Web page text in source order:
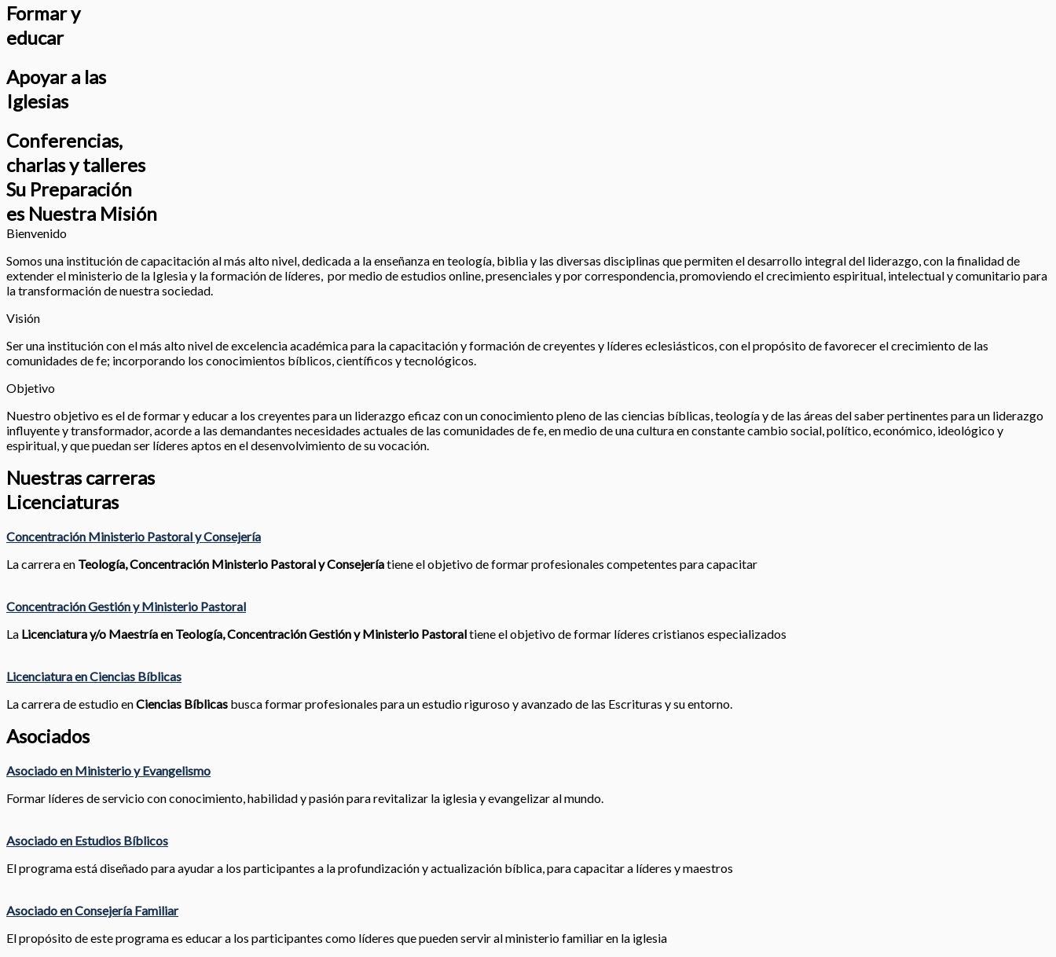
Formar y
educar
Apoyar a las
Iglesias
Conferencias,
charlas y talleres
Su Preparación
es Nuestra Misión
Bienvenido
Somos una institución de capacitación al más alto nivel, dedicada a la enseñanza en teología, biblia y las diversas disciplinas que permiten el desarrollo integral del liderazgo, con la finalidad de
extender el ministerio de la Iglesia y la formación de líderes, por medio de estudios online, presenciales y por correspondencia, promoviendo el crecimiento espiritual, intelectual y comunitario para
la transformación de nuestra sociedad.
Visión
Ser una institución con el más alto nivel de excelencia académica para la capacitación y formación de creyentes y líderes eclesiásticos, con el propósito de favorecer el crecimiento de las
comunidades de fe; incorporando los conocimientos bíblicos, científicos y tecnológicos.
Objetivo
Nuestro objetivo es el de formar y educar a los creyentes para un liderazgo eficaz con un conocimiento pleno de las ciencias bíblicas, teología y de las áreas del saber pertinentes para un liderazgo
influyente y transformador, acorde a las demandantes necesidades actuales de las comunidades de fe, en medio de una cultura en constante cambio social, político, económico, ideológico y
espiritual, y que puedan ser líderes aptos en el desenvolvimiento de su vocación.
Nuestras carreras
Licenciaturas
Concentración Ministerio Pastoral y Consejería
La carrera en Teología, Concentración Ministerio Pastoral y Consejeríatiene el objetivo de formar profesionales competentes para capacitar
Concentración Gestión y Ministerio Pastoral
La Licenciatura y/o Maestría en Teología, Concentración Gestión y Ministerio Pastoraltiene el objetivo de formar líderes cristianos especializados
Licenciatura en Ciencias Bíblicas
La carrera de estudio enCiencias Bíblicas busca formar profesionales para un estudio riguroso y avanzado de las Escrituras y su entorno.
Asociados
Asociado en Ministerio y Evangelismo
Formar líderes de servicio con conocimiento, habilidad y pasión para revitalizar la iglesia y evangelizar al mundo.
Asociado en Estudios Bíblicos
El programa está diseñado para ayudar a los participantes a la profundización y actualización bíblica, para capacitar a líderes y maestros
Asociado en Consejería Familiar
El propósito de este programa es educar a los participantes como líderes que pueden servir al ministerio familiar en la iglesia